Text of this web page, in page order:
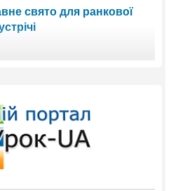
свято для ранкової